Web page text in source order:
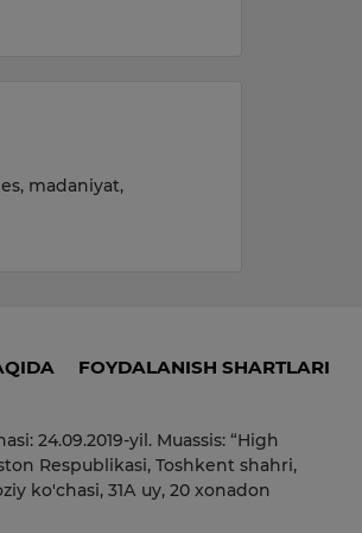
madaniyat,
FOYDALANISH SHARTLARI
24.09.2019-yil. Muassis: “High
Respublikasi, Toshkent shahri,
ko'chasi, 31А uy, 20 xonadon